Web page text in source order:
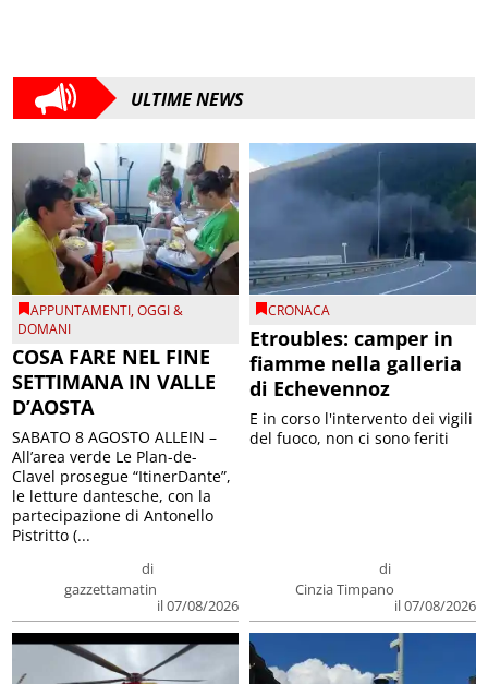
ULTIME NEWS
APPUNTAMENTI,OGGI &
DOMANI
COSA FARE NEL FINE
SETTIMANA IN VALLE
D’AOSTA
di
gazzettamatin
il 07/08/2026
SABATO 8 AGOSTO ALLEIN –
All’area verde Le Plan-de-
Clavel prosegue “ItinerDante”,
le letture dantesche, con la
partecipazione di Antonello
Pistritto (...
CRONACA
Etroubles: camper in
fiamme nella galleria
di Echevennoz
di
Cinzia Timpano
il 07/08/2026
E in corso l'intervento dei vigili
del fuoco, non ci sono feriti